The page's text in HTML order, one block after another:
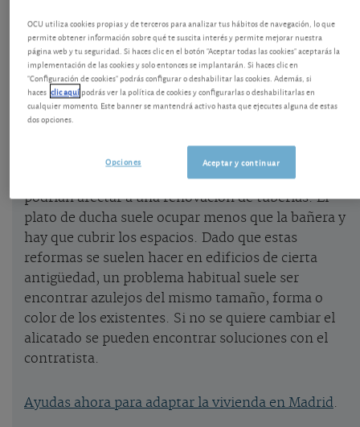
Las ventajas de quitar la bañera y poner
ducha
Los cambios de bañera por plato de ducha se
realizan por motivos de comodidad y seguridad,
ahorro de agua y espacio, o estética. La ducha es
suelen instalarse grifos más eficientes, al margen
de otros cambios en el cuarto de baño que incluso
podrían afectar a una renovación de tuberías. El
plato de ducha suele ocupar menos que la bañera y
hay que cubrir los espacios. Dado que estas
reformas se suelen hacer en edificios de cierta
antigüedad, un problema habitual suele ser
encontrar azulejos del mismo tamaño, forma o
color de los existentes. Si no se quiere cambiar el
alicatado se pueden encontrar soluciones con el
contratista.
Ayudas ahora para adaptar la vivienda en Madrid.
OCU utiliza cookies propias y de terceros para analizar tus hábitos de navegación, lo que
permite obtener información sobre qué te suscita interés y permite mejorar nuestra
página web y tu seguridad. Si haces clic en el botón "Aceptar todas las cookies" aceptarás la
implementación de las cookies y solo entonces se implantarán. Si haces clic en
"Configuración de cookies" podrás configurar o deshabilitar las cookies. Además, si
haces clic aquípodrás ver la política de cookies y configurarlas o deshabilitarlas en
cualquier momento. Este banner se mantendrá activo hasta que ejecutes alguna de estas
dos opciones.
Aceptar y continuar
Opciones